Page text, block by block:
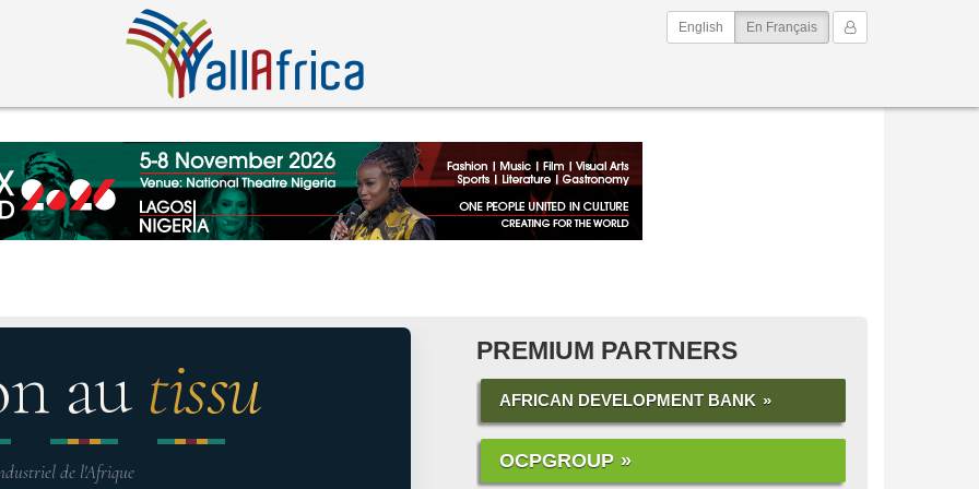
Mon Compte
English En Français(current)
au tissu
de l'Afrique
PREMIUM PARTNERS
AFRICAN DEVELOPMENT BANK
OCPGROUP